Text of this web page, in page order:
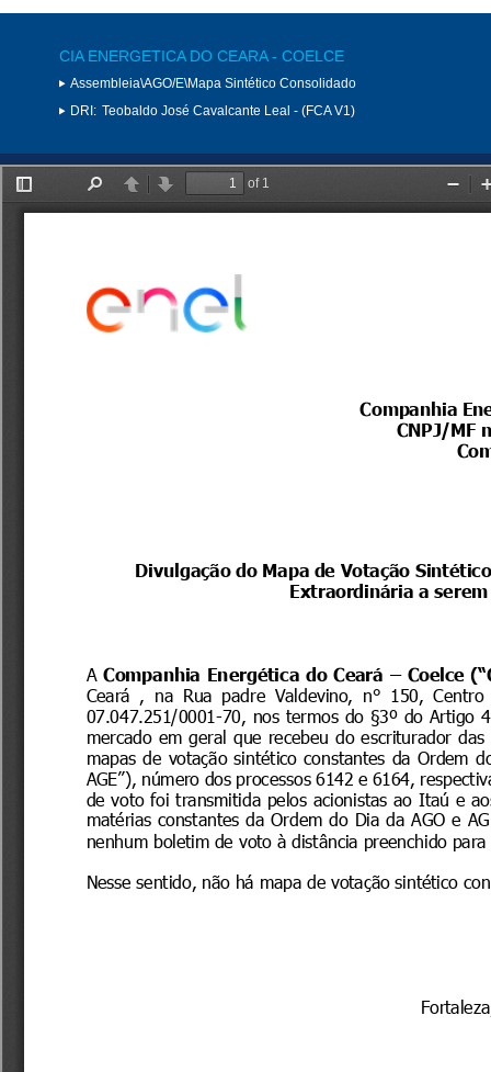
CIA ENERGETICA DO CEARA - COELCE
Assembleia\AGO/E\Mapa Sintético Consolidado
DRI: Teobaldo José Cavalcante Leal - (FCA V1)